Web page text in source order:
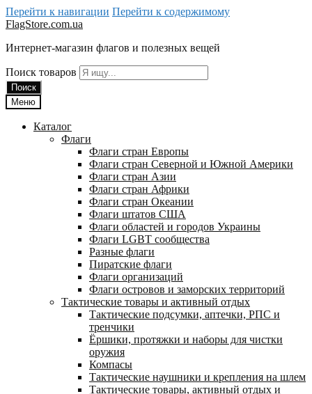
Перейти к навигации Перейти к содержимому
FlagStore.com.ua
Интернет-магазин флагов и полезных вещей
Поиск товаров
Поиск
Меню
Каталог
Флаги
Флаги стран Европы
Флаги стран Северной и Южной Америки
Флаги стран Азии
Флаги стран Африки
Флаги стран Океании
Флаги штатов США
Флаги областей и городов Украины
Флаги LGBT сообщества
Разные флаги
Пиратские флаги
Флаги организаций
Флаги островов и заморских территорий
Тактические товары и активный отдых
Тактические подсумки, аптечки, РПС и
тренчики
Ëршики, протяжки и наборы для чистки
оружия
Компасы
Тактические наушники и крепления на шлем
Тактические товары, активный отдых и